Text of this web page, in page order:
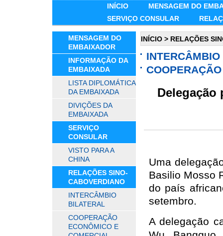
INÍCIO
MENSAGEM DO
SERVIÇO CONSULAR
MENSAGEM DO
EMBAIXADOR
INFORMAÇÃO DA
EMBAIXADA
LISTA DIPLOMÁTICA
DA EMBAIXADA
DIVIÇÕES DA
EMBAIXADA
SERVIÇO
CONSULAR
VISTO PARA A
CHINA
RELAÇÕES SINO-
CABOVERDIANO
INTERCÂMBIO
BILATERAL
COOPERAÇÃO
ECONÔMICO E
INÍCIO > RELAÇÕES
Delegação
Uma
Basilio Mosso
do país
setembro.
A delegação